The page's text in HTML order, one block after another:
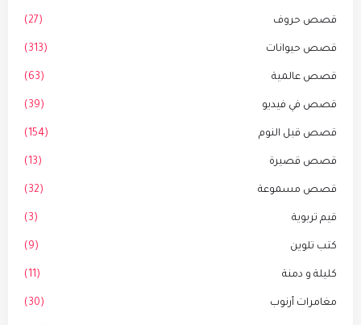
قصص حروف (27)
قصص حيوانات (313)
قصص عالمية (63)
قصص في فيديو (39)
قصص قبل النوم (154)
قصص قصيرة (13)
قصص مسموعة (32)
قيم تربوية (3)
كتب تلوين (9)
كليلة و دمنة (11)
مغامرات أرنوب (30)